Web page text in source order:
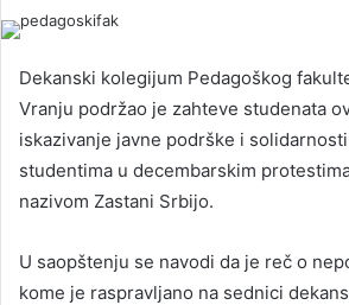
Dekanski kolegijum Pedagoškog
Vranju podržao je zahteve studenata
iskazivanje javne podrške i
studentima u decembarskim
nazivom Zastani Srbijo.
U saopštenju se navodi da je reč o
kome je raspravljano na sednici